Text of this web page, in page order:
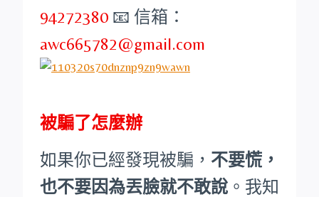
94272380 📧 信箱：
awc665782@gmail.com
被騙了怎麼辦
如果你已經發現被騙， 不要慌，
也不要因為丟臉就不敢說 。我知